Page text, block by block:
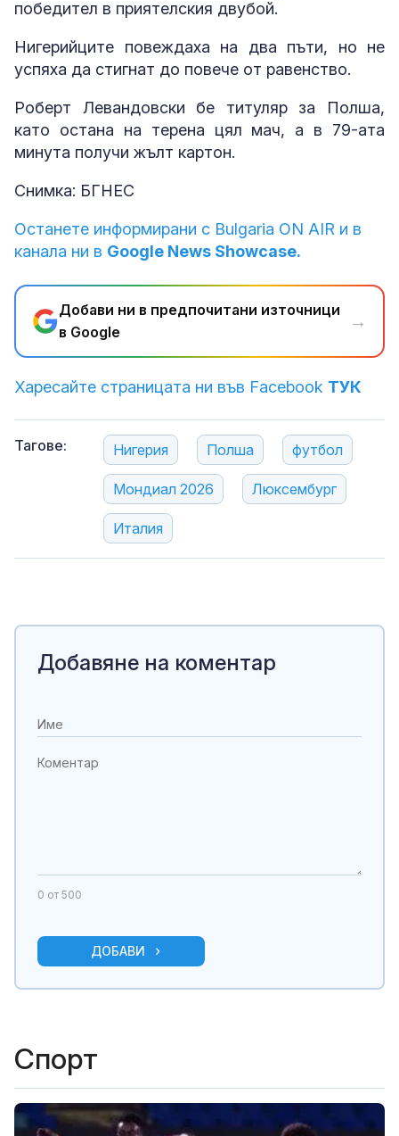
победител в приятелския двубой.
Нигерийците повеждаха на два пъти, но не
успяха да стигнат до повече от равенство.
Роберт Левандовски бе титуляр за Полша,
като остана на терена цял мач, а в 79-ата
минута получи жълт картон.
Снимка: БГНЕС
Останете информирани с Bulgaria ON AIR и в
канала ни в Google News Showcase.
Добави ни в предпочитани източници
в Google
→
Харесайте страницата ни във Facebook ТУК
Тагове: Нигерия Полша футбол
Мондиал 2026 Люксембург
Италия
Добавяне на коментар
0 от 500
ДОБАВИ
Спорт